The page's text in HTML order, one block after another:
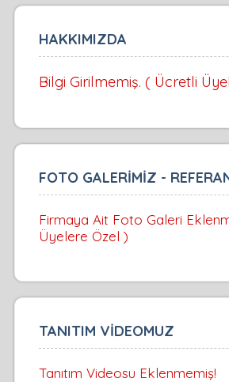
HAKKIMIZDA
Bilgi Girilmemiş. ( Ücretli
FOTO GALERİMİZ -
Firmaya Ait Foto Galeri
Üyelere Özel )
TANITIM VİDEOMUZ
Tanıtım Videosu Eklenmemiş!